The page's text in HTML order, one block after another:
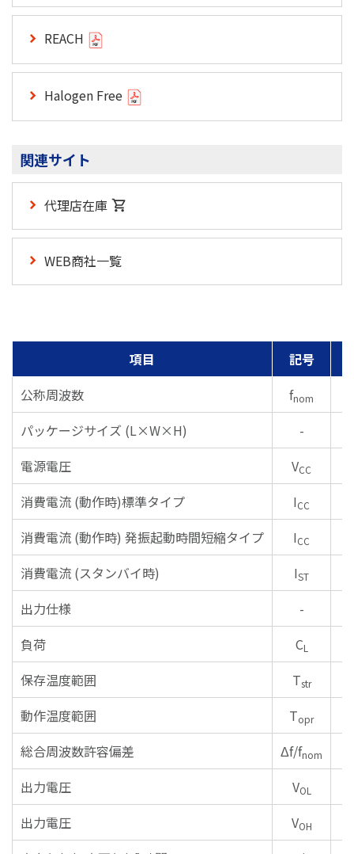
REACH
Halogen Free
関連サイト
代理店在庫
WEB商社一覧
項目
記号
公称周波数
fnom
パッケージサイズ (L×W×H)
-
電源電圧
VCC
消費電流 (動作時)標準タイプ ICC
消費電流 (動作時) 発振起動時間短縮タイプ ICC
消費電流 (スタンバイ時) IST
出力仕様
-
負荷
CL
保存温度範囲 Tstr
動作温度範囲 Topr
総合周波数許容偏差 Δf/fnom
出力電圧 VOL
出力電圧 VOH